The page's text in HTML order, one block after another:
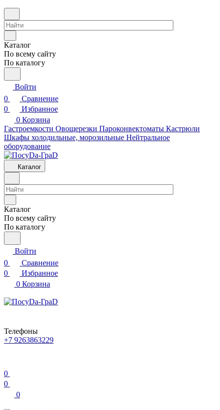
Каталог
По всему сайту
По каталогу
Войти
0
Сравнение
0
Избранное
0 Корзина
Гастроемкости Овощерезки Пароконвектоматы Кастрюли
Шкафы холодильные, морозильные Нейтральное
оборудование
Каталог
Каталог
По всему сайту
По каталогу
Войти
0
Сравнение
0
Избранное
0 Корзина
Телефоны
+7 9263863229
0
0
0